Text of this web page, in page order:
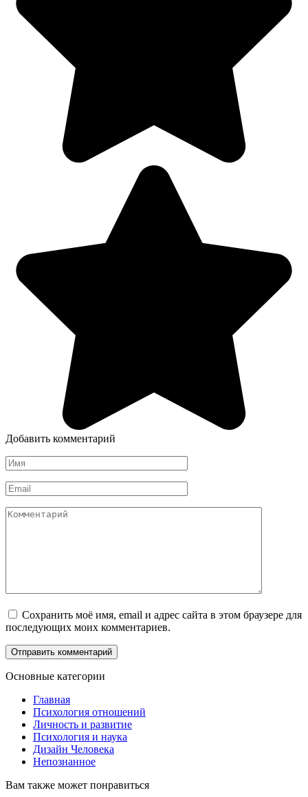
Добавить комментарий
Имя
*
Email
*
Комментарий
Сохранить моё имя, email и адрес сайта в этом браузере для
последующих моих комментариев.
Основные категории
Главная
Психология отношений
Личность и развитие
Психология и наука
Дизайн Человека
Непознанное
Вам также может понравиться